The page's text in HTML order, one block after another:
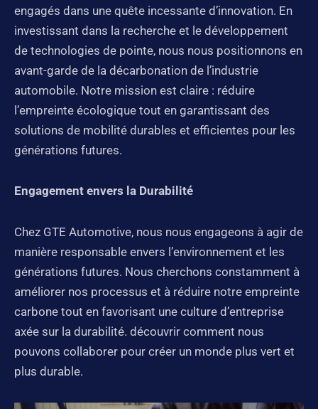
engagés dans une quête incessante d’innovation. En
investissant dans la recherche et le développement
de technologies de pointe, nous nous positionnons en
avant-garde de la décarbonation de l’industrie
automobile. Notre mission est claire : réduire
l’empreinte écologique tout en garantissant des
solutions de mobilité durables et efficientes pour les
générations futures.
Engagement envers la Durabilité
Chez GTE Automotive, nous nous engageons à agir de
manière responsable envers l’environnement et les
générations futures. Nous cherchons constamment à
améliorer nos processus et à réduire notre empreinte
carbone tout en favorisant une culture d’entreprise
axée sur la durabilité. découvrir comment nous
pouvons collaborer pour créer un monde plus vert et
plus durable.